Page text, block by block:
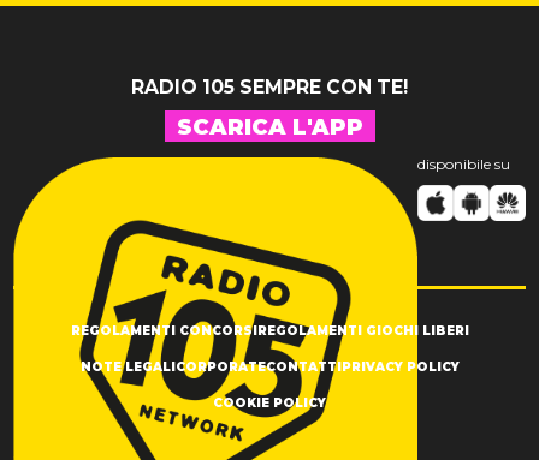
RADIO 105 SEMPRE CON TE!
SCARICA L'APP
disponibile su
REGOLAMENTI CONCORSIREGOLAMENTI GIOCHI LIBERI
NOTE LEGALICORPORATECONTATTIPRIVACY POLICY
COOKIE POLICY